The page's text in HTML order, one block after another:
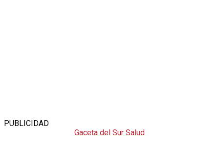
PUBLICIDAD
Gaceta del Sur Salud